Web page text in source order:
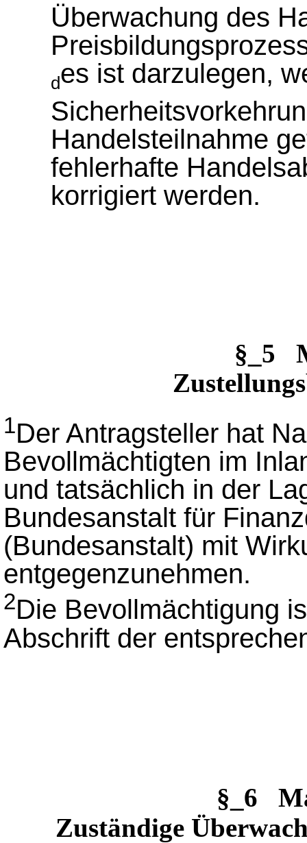
Überwachung des
des ist darzulegen,
Handelsteilnahme
fehlerhafte
korrigiert werden.
§_5
1Der Antragsteller hat
Bevollmächtigten im
und tatsächlich in der
Bundesanstalt für
(Bundesanstalt) mit
entgegenzunehmen.
2Die Bevollmächtigung
Abschrift der
§_6
Zuständige